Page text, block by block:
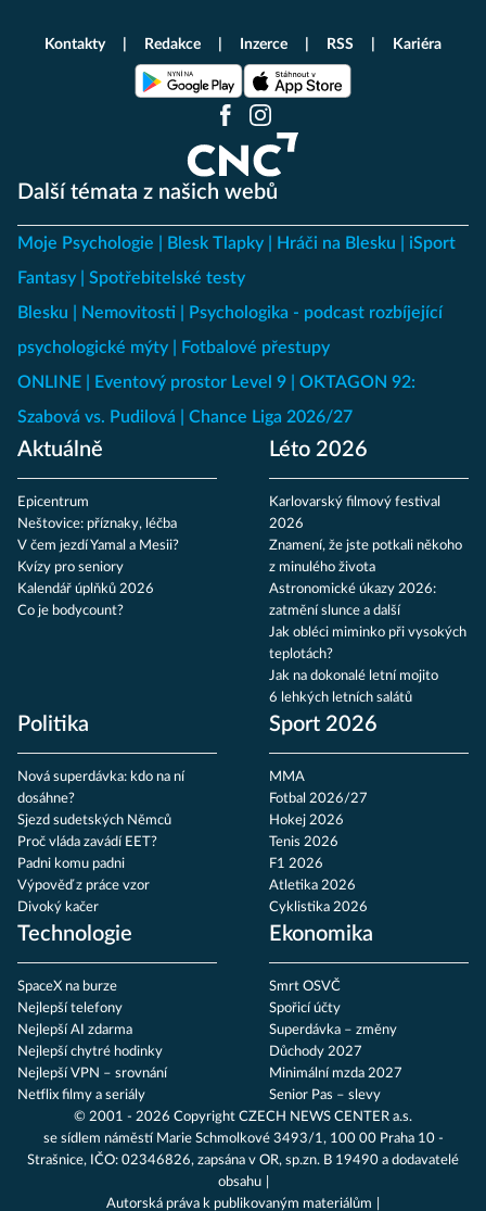
Další témata z našich webů
Moje Psychologie Blesk Tlapky Hráči na Blesku
iSport
Fantasy
Spotřebitelské testy
Blesku
Nemovitosti
Psychologika - podcast rozbíjející
psychologické mýty
Fotbalové přestupy
ONLINE
Eventový prostor Level 9
OKTAGON 92:
Szabová vs. Pudilová
Chance Liga 2026/27
Aktuálně
Epicentrum
Neštovice: příznaky, léčba
V čem jezdí Yamal a Mesii?
Kvízy pro seniory
Kalendář úplňků 2026
Co je bodycount?
Léto 2026
Karlovarský filmový festival
2026
Znamení, že jste potkali někoho
z minulého života
Astronomické úkazy 2026:
zatmění slunce a další
Jak obléci miminko při vysokých
teplotách?
Jak na dokonalé letní mojito
6 lehkých letních salátů
Politika
Nová superdávka: kdo na ní
dosáhne?
Sjezd sudetských Němců
Proč vláda zavádí EET?
Padni komu padni
Výpověď z práce vzor
Divoký kačer
Sport 2026
MMA
Fotbal 2026/27
Hokej 2026
Tenis 2026
F1 2026
Atletika 2026
Cyklistika 2026
Technologie
SpaceX na burze
Nejlepší telefony
Nejlepší AI zdarma
Nejlepší chytré hodinky
Nejlepší VPN – srovnání
Netflix filmy a seriály
Ekonomika
Smrt OSVČ
Spořicí účty
Superdávka – změny
Důchody 2027
Minimální mzda 2027
Senior Pas – slevy
Kontakty Redakce Inzerce RSS Kariéra
© 2001 - 2026 Copyright CZECH NEWS CENTER a.s.
se sídlem náměstí Marie Schmolkové 3493/1, 100 00 Praha 10 -
Strašnice, IČO: 02346826, zapsána v OR, sp.zn. B 19490 a dodavatelé
obsahu
Autorská práva k publikovaným materiálům